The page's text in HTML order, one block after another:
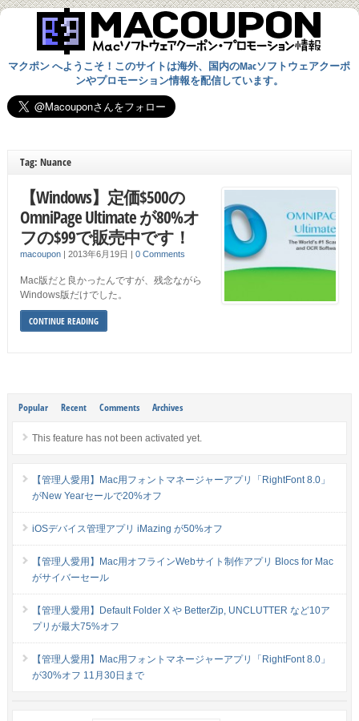
マクポン へようこそ！このサイトは海外、国内のMacソフトウェアクーポ
ンやプロモーション情報を配信しています。
Tag: Nuance
【Windows】定価$500の
OmniPage Ultimate が80%オ
フの$99で販売中です！
macoupon| 2013年6月19日 | 0 Comments
Mac版だと良かったんですが、残念ながら
Windows版だけでした。
CONTINUE READING
Popular Recent Comments Archives
This feature has not been activated yet.
【管理人愛用】Mac用フォントマネージャーアプリ「RightFont 8.0」
がNew Yearセールで20%オフ
iOSデバイス管理アプリ iMazing が50%オフ
【管理人愛用】Mac用オフラインWebサイト制作アプリ Blocs for Mac
がサイバーセール
【管理人愛用】Default Folder X や BetterZip, UNCLUTTER など10ア
プリが最大75%オフ
【管理人愛用】Mac用フォントマネージャーアプリ「RightFont 8.0」
が30%オフ 11月30日まで